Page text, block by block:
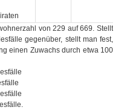
von 229 auf 669. Stellt
gegenüber, stellt man fest,
einen Zuwachs durch etwa 100